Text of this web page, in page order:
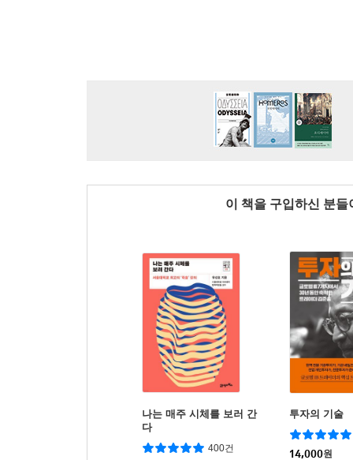
이 책을 구입하신 분
나는 매주 시체를 보러 간
다
400건
투자의 기술
14,000원